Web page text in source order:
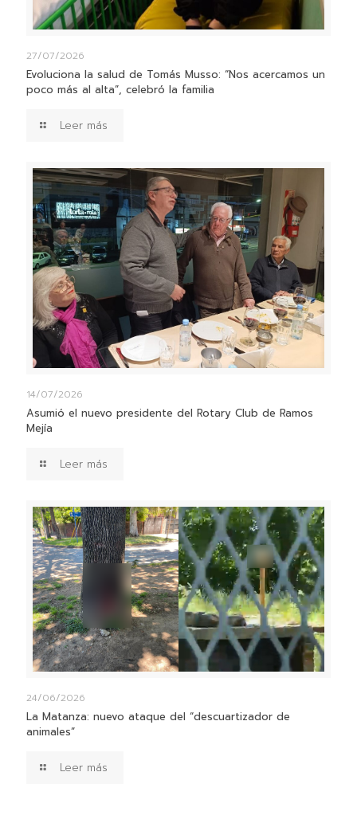
27/07/2026
Evoluciona la salud de Tomás Musso: “Nos acercamos un
poco más al alta”, celebró la familia
Leer más
14/07/2026
Asumió el nuevo presidente del Rotary Club de Ramos
Mejía
Leer más
24/06/2026
La Matanza: nuevo ataque del “descuartizador de
animales”
Leer más